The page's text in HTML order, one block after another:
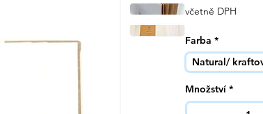
včetně DPH
Farba *
Natural/
Množství *